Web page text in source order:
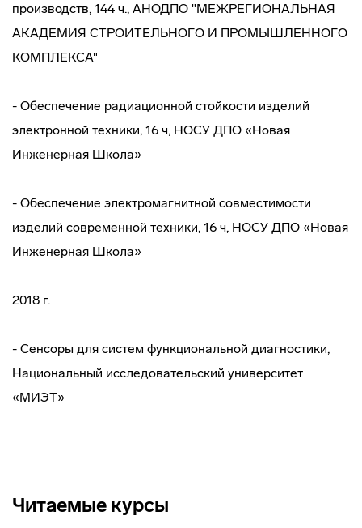
производств, 144 ч., АНОДПО "МЕЖРЕГИОНАЛЬНАЯ
АКАДЕМИЯ СТРОИТЕЛЬНОГО И ПРОМЫШЛЕННОГО
КОМПЛЕКСА"
- Обеспечение радиационной стойкости изделий
электронной техники, 16 ч, НОСУ ДПО «Новая
Инженерная Школа»
- Обеспечение электромагнитной совместимости
изделий современной техники, 16 ч, НОСУ ДПО «Новая
Инженерная Школа»
2018 г.
- Сенсоры для систем функциональной диагностики,
Национальный исследовательский университет
«МИЭТ»
Читаемые курсы